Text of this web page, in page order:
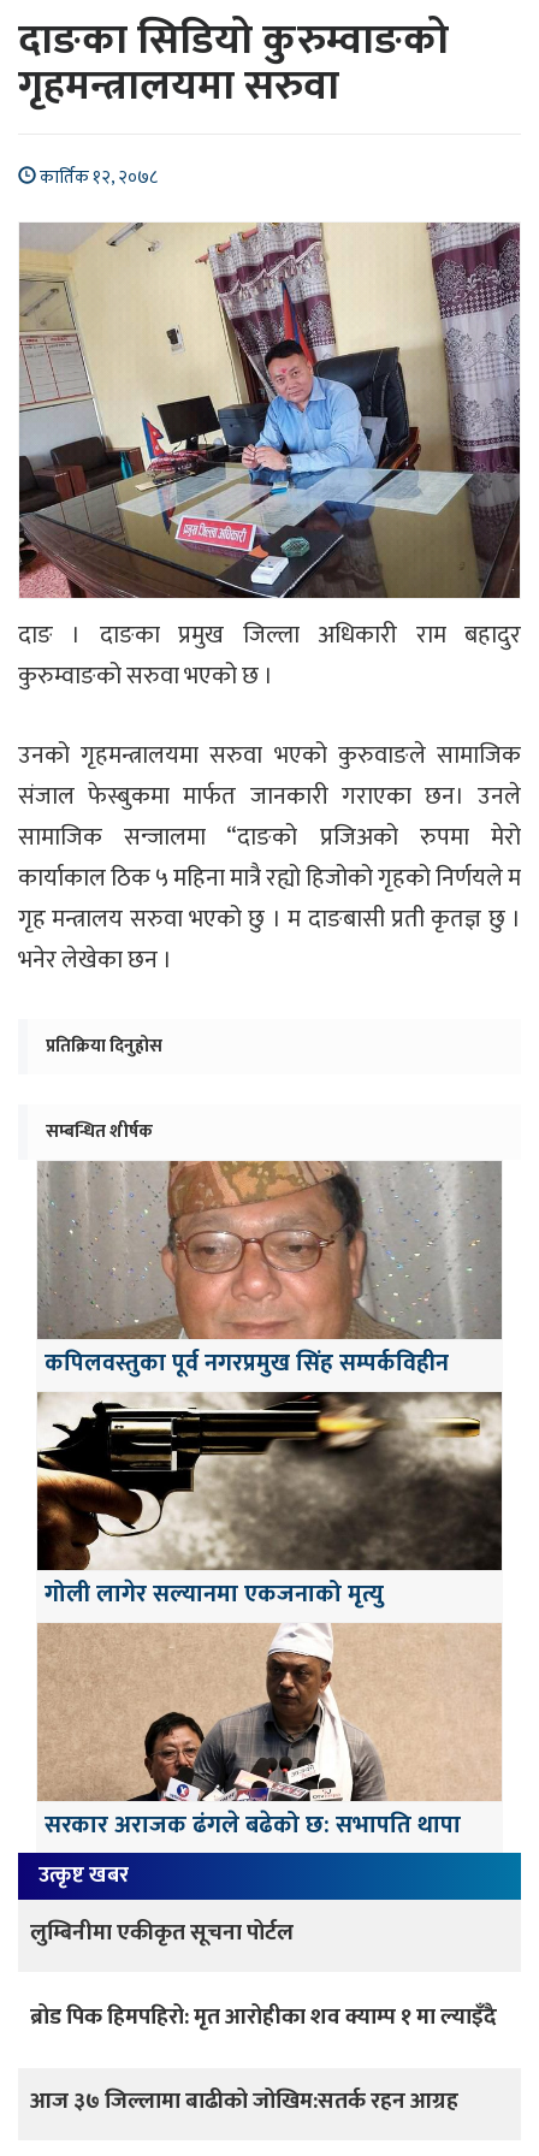
दाङका सिडियो कुरुम्वाङको
गृहमन्त्रालयमा सरुवा
कार्तिक १२, २०७८
दाङ । दाङका प्रमुख जिल्ला अधिकारी राम बहादुर
कुरुम्वाङको सरुवा भएको छ ।
उनको गृहमन्त्रालयमा सरुवा भएको कुरुवाङले सामाजिक
संजाल फेस्बुकमा मार्फत जानकारी गराएका छन। उनले
सामाजिक सन्जालमा “दाङको प्रजिअको रुपमा मेरो
कार्याकाल ठिक ५ महिना मात्रै रह्यो हिजोको गृहको निर्णयले म
गृह मन्त्रालय सरुवा भएको छु । म दाङबासी प्रती कृतज्ञ छु ।
भनेर लेखेका छन ।
प्रतिक्रिया दिनुहोस
सम्बन्धित शीर्षक
कपिलवस्तुका पूर्व नगरप्रमुख सिंह सम्पर्कविहीन
गोली लागेर सल्यानमा एकजनाको मृत्यु
सरकार अराजक ढंगले बढेको छ: सभापति थापा
उत्कृष्ट खबर
लुम्बिनीमा एकीकृत सूचना पोर्टल
ब्रोड पिक हिमपहिरो: मृत आरोहीका शव क्याम्प १ मा ल्याइँदै
आज ३७ जिल्लामा बाढीको जोखिम:सतर्क रहन आग्रह